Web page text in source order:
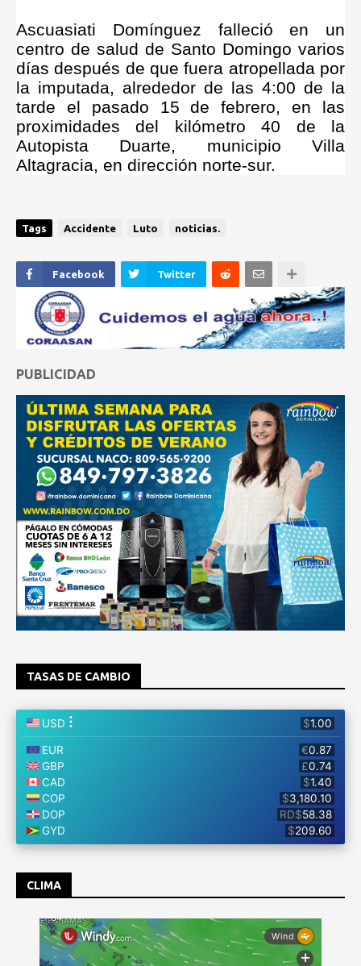
Ascuasiati Domínguez falleció en un
centro de salud de Santo Domingo varios
días después de que fuera atropellada por
la imputada, alrededor de las 4:00 de la
tarde el pasado 15 de febrero, en las
proximidades del kilómetro 40 de la
Autopista Duarte, municipio Villa
Altagracia, en dirección norte-sur.
Tags Accidente Luto noticias.
Facebook Twitter
PUBLICIDAD
TASAS DE CAMBIO
CLIMA